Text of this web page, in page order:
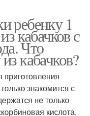
ребенку 1
кабачков с
Что
кабачков?
приготовления
знакомится с
не только
кислота,